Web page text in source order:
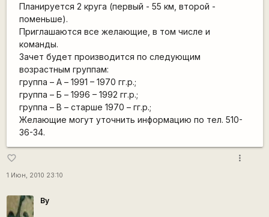
Планируется 2 круга (первый - 55 км, второй -
поменьше).
Приглашаются все желающие, в том числе и
команды.
Зачет будет производится по следующим
возрастным группам:
группа – А – 1991 – 1970 гг.р.;
группа – Б – 1996 – 1992 гг.р.;
группа – В – старше 1970 – гг.р.;
Желающие могут уточнить информацию по тел. 510-
36-34.
favorite_border
1 Июн, 2010 23:10
more_vert
By